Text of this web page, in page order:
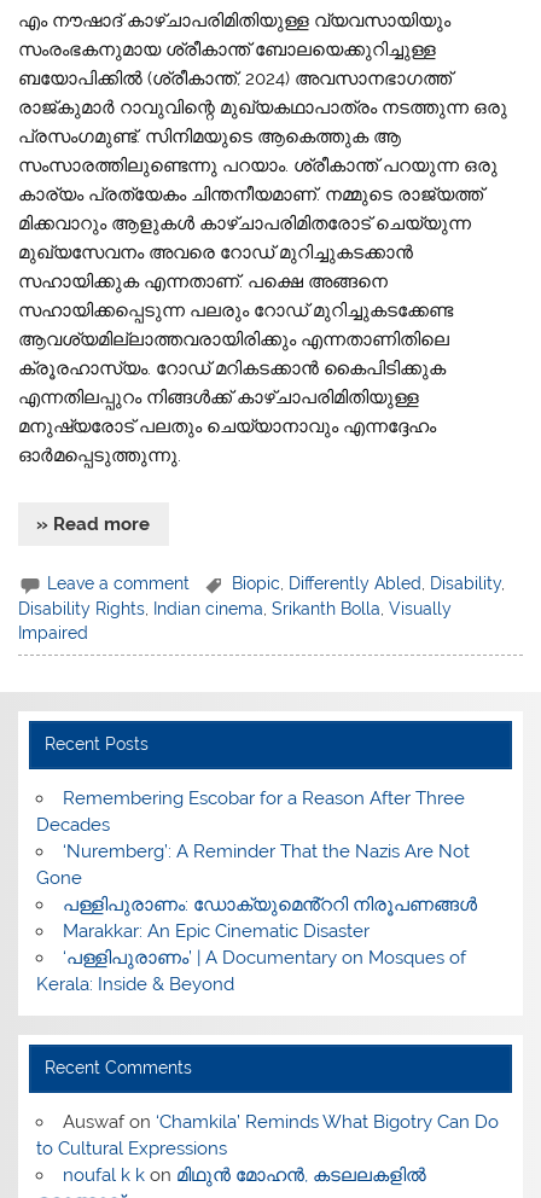
എം നൗഷാദ് കാഴ്‌ചാപരിമിതിയുള്ള വ്യവസായിയും
സംരംഭകനുമായ ശ്രീകാന്ത് ബോലയെക്കുറിച്ചുള്ള
ബയോപിക്കിൽ (ശ്രീകാന്ത്, 2024) അവസാനഭാഗത്ത്
രാജ്‌കുമാർ റാവുവിന്റെ മുഖ്യകഥാപാത്രം നടത്തുന്ന ഒരു
പ്രസംഗമുണ്ട്. സിനിമയുടെ ആകെത്തുക ആ
സംസാരത്തിലുണ്ടെന്നു പറയാം. ശ്രീകാന്ത് പറയുന്ന ഒരു
കാര്യം പ്രത്യേകം ചിന്തനീയമാണ്. നമ്മുടെ രാജ്യത്ത്
മിക്കവാറും ആളുകൾ കാഴ്‌ചാപരിമിതരോട് ചെയ്യുന്ന
മുഖ്യസേവനം അവരെ റോഡ് മുറിച്ചുകടക്കാൻ
സഹായിക്കുക എന്നതാണ്. പക്ഷെ അങ്ങനെ
സഹായിക്കപ്പെടുന്ന പലരും റോഡ് മുറിച്ചുകടക്കേണ്ട
ആവശ്യമില്ലാത്തവരായിരിക്കും എന്നതാണിതിലെ
ക്രൂരഹാസ്യം. റോഡ് മറികടക്കാൻ കൈപിടിക്കുക
എന്നതിലപ്പുറം നിങ്ങൾക്ക് കാഴ്‌ചാപരിമിതിയുള്ള
മനുഷ്യരോട് പലതും ചെയ്യാനാവും എന്നദ്ദേഹം
ഓർമപ്പെടുത്തുന്നു.
» Read more
Leave a comment Biopic Differently Abled Disability,
Disability Rights, Indian cinema,Srikanth Bolla,Visually
Impaired
Recent Posts
​Remembering Escobar for a Reason After Three
Decades
‘Nuremberg’: A Reminder That the Nazis Are Not
Gone
പള്ളിപുരാണം: ഡോക്യുമെൻ്ററി നിരൂപണങ്ങൾ
Marakkar: An Epic Cinematic Disaster
‘പള്ളിപുരാണം’ | A Documentary on Mosques of
Kerala: Inside & Beyond
Recent Comments
Auswafon ‘Chamkila’ Reminds What Bigotry Can Do
to Cultural Expressions
noufal k kon മിഥുൻ മോഹൻ, കടലലകളിൽ